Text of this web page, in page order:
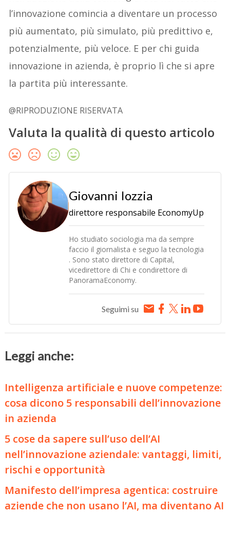
l’innovazione comincia a diventare un processo
più aumentato, più simulato, più predittivo e,
potenzialmente, più veloce. E per chi guida
innovazione in azienda, è proprio lì che si apre
la partita più interessante.
@RIPRODUZIONE RISERVATA
Valuta la qualità di questo articolo
Giovanni Iozzia
direttore responsabile EconomyUp
Ho studiato sociologia ma da sempre
faccio il giornalista e seguo la tecnologia
. Sono stato direttore di Capital,
vicedirettore di Chi e condirettore di
PanoramaEconomy.
Seguimi su
Leggi anche:
Intelligenza artificiale e nuove competenze:
cosa dicono 5 responsabili dell’innovazione
in azienda
5 cose da sapere sull’uso dell’AI
nell’innovazione aziendale: vantaggi, limiti,
rischi e opportunità
Manifesto dell’impresa agentica: costruire
aziende che non usano l’AI, ma diventano AI